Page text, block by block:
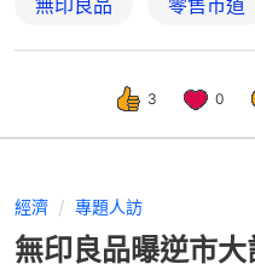
無印良品 零售市道
3 0
經濟 專題人訪
無印良品曝逆市